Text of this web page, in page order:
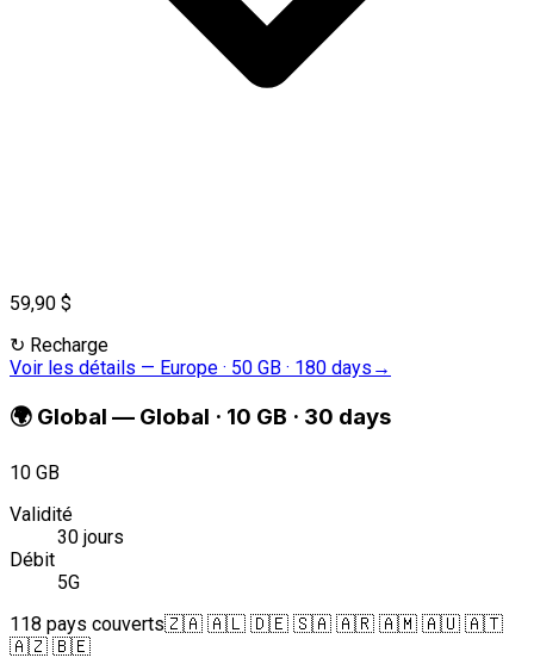
59,90 $
↻ Recharge
Voir les détails — Europe · 50 GB · 180 days →
🌍 Global — Global · 10 GB · 30 days
10 GB
Validité
30 jours
Débit
5G
118 pays couverts🇿🇦 🇦🇱 🇩🇪 🇸🇦 🇦🇷 🇦🇲 🇦🇺 🇦🇹
🇦🇿 🇧🇪